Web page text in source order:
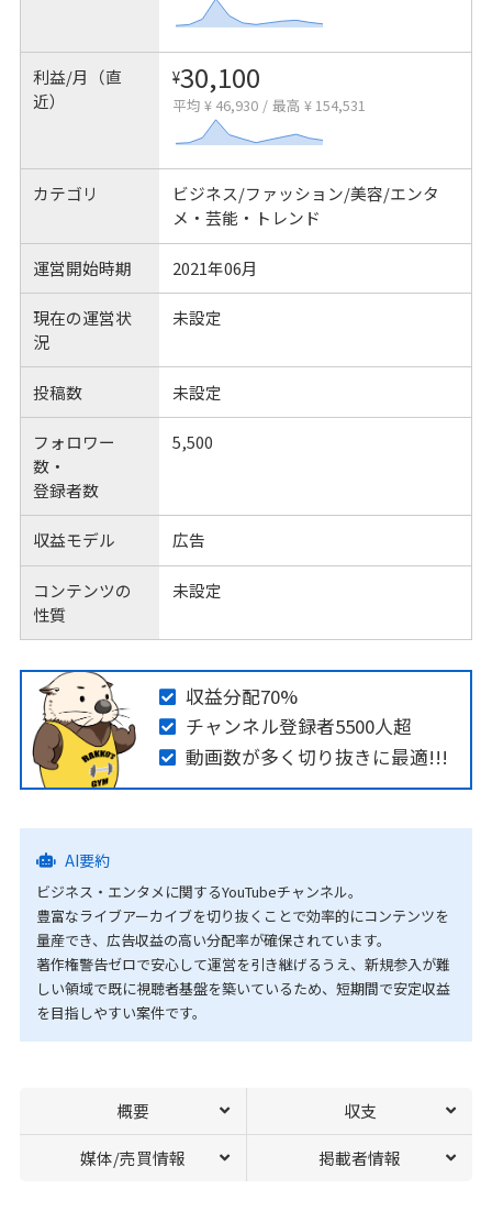
利益/月（直
近）
¥30,100
平均 ¥ 46,930 / 最高 ¥ 154,531
カテゴリ
ビジネス/ファッション/美容/エンタ
メ・芸能・トレンド
運営開始時期 2021年06月
現在の運営状
況
未設定
投稿数 未設定
フォロワー
数・
登録者数
5,500
収益モデル 広告
コンテンツの
性質
未設定
収益分配70%
チャンネル登録者5500人超
動画数が多く切り抜きに最適!!!
AI要約
ビジネス・エンタメに関するYouTubeチャンネル。
豊富なライブアーカイブを切り抜くことで効率的にコンテンツを
量産でき、広告収益の高い分配率が確保されています。
著作権警告ゼロで安心して運営を引き継げるうえ、新規参入が難
しい領域で既に視聴者基盤を築いているため、短期間で安定収益
を目指しやすい案件です。
概要 収支
媒体/売買情報 掲載者情報